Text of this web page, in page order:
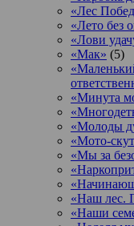
«Лес
«Лето без
«Лови
«Мак» (5)
«Минута
«Молоды
«Мото-
«Мы за
«Наш лес.
«Наши